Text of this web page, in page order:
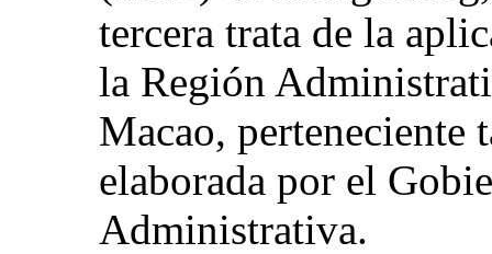
tercera trata de la
la Región
Macao, perteneciente
elaborada por el
Administrativa.